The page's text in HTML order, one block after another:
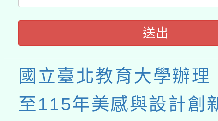
送出
國立臺北教育大學辦
至115年美感與設計創